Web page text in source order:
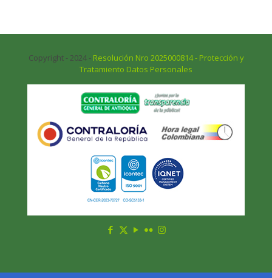
Copyright - 2024 - Resolución Nro 2025000814 - Protección y
Tratamiento Datos Personales